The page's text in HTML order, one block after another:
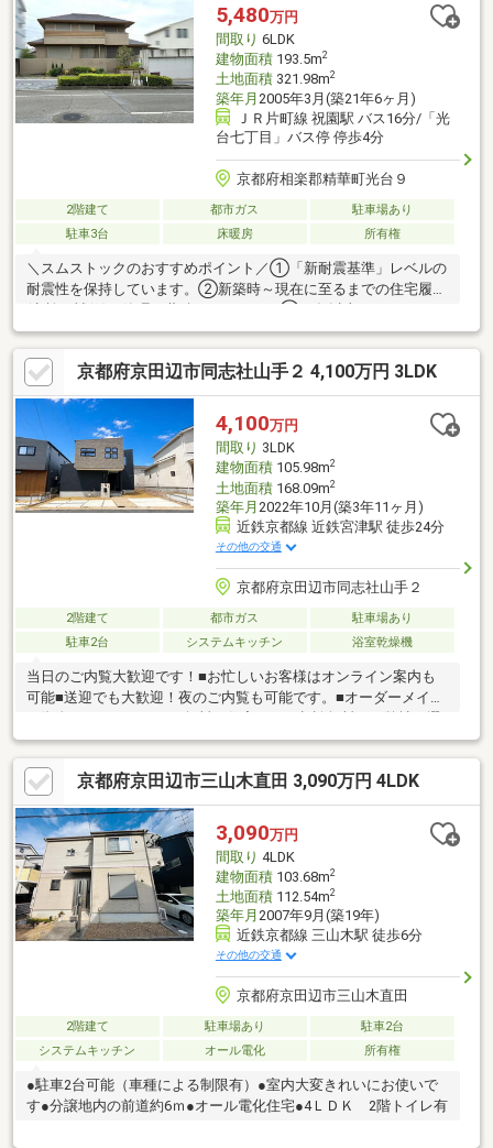
5,480万円
間取り 6LDK
建物面積193.5m2
土地面積321.98m2
築年月 2005年3月(築21年6ヶ月)
ＪＲ片町線 祝園駅 バス16分/「光
台七丁目」バス停 停歩4分
京都府相楽郡精華町光台９
2階建て 都市ガス
駐車場あり
駐車3台
床暖房 所有権
＼スムストックのおすすめポイント／①「新耐震基準」レベルの
耐震性を保持しています。②新築時～現在に至るまでの住宅履歴
(点検・補修)を管理・蓄積しています。③50年以上のメンテナン
スプログラムに対応。住宅購入後もそのまま引き継ぐことが可能
です。物件の詳細情報は、イベント情報欄でもご確認下さい。●
建物価格2056万円/土地価格3424万円●メーターモジュール設計で
す。●南西向きバルコニー付き！木造2階建「6LDK」。●LDKに2面
の床暖房が設置されています。●キッチンはL型、クローズドタイ
プ。●各和室・各洋室・各階廊下に、WICを含む収納スペース有。
●駐車3台可能です。
京都府京田辺市同志社山手２ 4,100万円 3LDK
4,100万円
間取り 3LDK
建物面積105.98m2
土地面積168.09m2
築年月 2022年10月(築3年11ヶ月)
近鉄京都線 近鉄宮津駅 徒歩24分
その他の交通
京都府京田辺市同志社山手２
2階建て 都市ガス
駐車場あり
駐車2台
システムキッチン 浴室乾燥機
当日のご内覧大歓迎です！■お忙しいお客様はオンライン案内も
可能■送迎でも大歓迎！夜のご内覧も可能です。■オーダーメイド
ばれる理由～１．住宅ローンアドバイザー＆ファイナンシャルプ
ランナー在籍のため、ローンや将来に不安な方でも安心２．購入
専門のチームで対応するため、建物や地域に不安な方でも安心
３．買い替え等も対応できる売却専門チームも完備
京都府京田辺市三山木直田 3,090万円 4LDK
3,090万円
間取り 4LDK
建物面積103.68m2
土地面積112.54m2
築年月 2007年9月(築19年)
近鉄京都線 三山木駅 徒歩6分
その他の交通
京都府京田辺市三山木直田
2階建て 駐車場あり
駐車2台
システムキッチン
オール電化 所有権
●駐車2台可能（車種による制限有）●室内大変きれいにお使いで
す●分譲地内の前道約6ｍ●オール電化住宅●4ＬＤＫ 2階トイレ有